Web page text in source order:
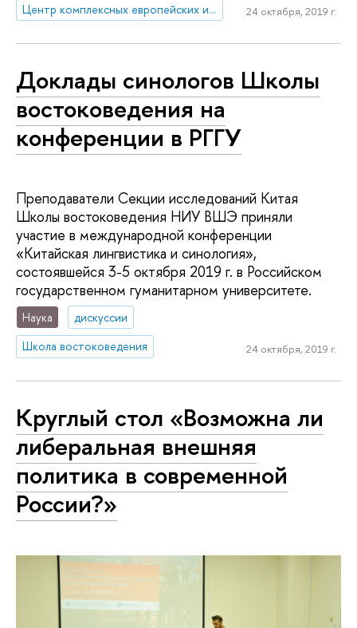
Центр комплексных европейских и международных исследований (ЦКЕМИ)
24 октября, 2019 г.
Доклады синологов Школы
востоковедения на
конференции в РГГУ
Преподаватели Секции исследований Китая
Школы востоковедения НИУ ВШЭ приняли
участие в международной конференции
«Китайская лингвистика и синология»,
состоявшейся 3-5 октября 2019 г. в Российском
государственном гуманитарном университете.
Наука
дискуссии
Школа востоковедения
24 октября, 2019 г.
Круглый стол «Возможна ли
либеральная внешняя
политика в современной
России?»